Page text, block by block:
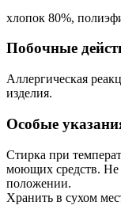
хлопок 80%,
Побочные
Аллергическая
изделия.
Особые
Стирка при
моющих средств. Не
положении.
Хранить в сухом